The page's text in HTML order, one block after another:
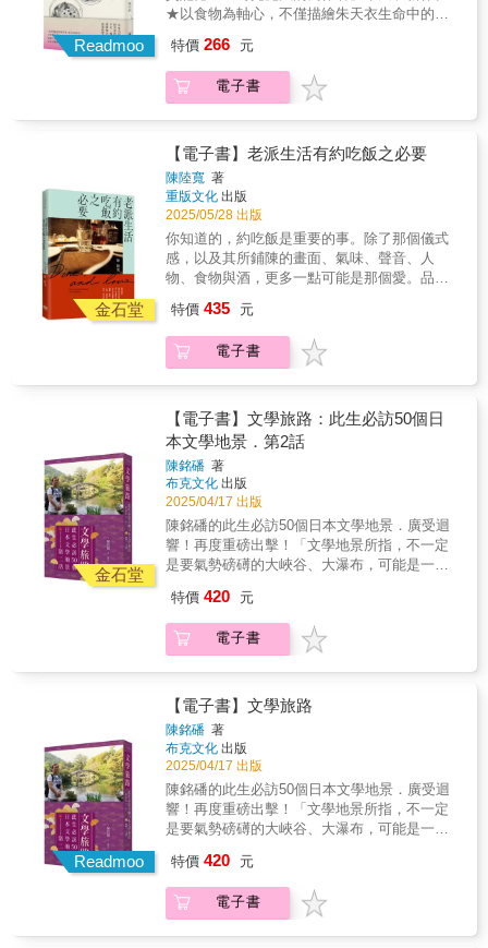
鷺，走進家族的過往。在這部富有思想的回憶
為家鄉？是語言，家族，還是景色？讀完這本
書我滿懷熱忱，迫不及待想知道那些標示出我
的過往的每一棵樹的名字。」——羅雲．荷薩
一次勇敢而費盡心思，在霧中尋求理解的探
尋。」——艾咪．利普羅特（Amy Liptrot），
《逃離之地：我在奧克尼群島的戒癮日記》作
者「雙眼清澄而內心溫暖，《山與林的深處》
是一次深刻而誠實的沉思書寫，關於塑造了我
們的自然與家族景觀。李潔珂是位獨具詩意的
才女，對於神祕而極美的事物有著高度關
心。」——莎林．泰奧（Sharlene Teo），作
家一部哀悼之作；它將歷史和旅行的線索緊密
讓人看見一座島及一位作者由大環境與歷史事
件所形塑出的樣貌。——《柯克斯書評》
（Kirkus Reviews）在發現祖父零碎而帶有自
傳色彩的文字書寫後，環境史博士李潔珂動身
前往臺灣島，尋找祖父故事中缺漏的部分，並
試圖重新連絡上遠房親戚。充滿詩意的島嶼之
旅和反殖民式開墾在作者對島上動、植物相、
自然災害和政治史的描述中躍然紙上。——
《電子文學》（Electric Literature）作者將植
物學家的精準與詩人的眼、耳結合在一起……
這是當今探索景觀和身分認同最激動人心的其
中一種聲音。在本書中，作者創造出強而有力
之間的連結。——《泰晤士報文學增刊》
（TLS）
透過自然生態與生物多樣性的考察，檢視自己
的家族歷史，並找到歸屬感。這是一本有關環
境與大自然的書，它同時也是一本世代的紀
錄，這個結合提供了全新的閱讀體驗。臺灣是
一個多元化的移民社會，許多家族的故事也橫
義。」——吳怡慈，鬼島之音監製、共同創辦
人「《山與林的深處》是一次精雕細琢的沉
思，關於記憶、愛、風景——以及在語言中尋
找一個家。書中的篇章精煉而閃耀著光芒，眷
戀地向彼此傾靠；不論是從形式或內容上而
言，這都是一本美麗的書，關於人與人、地方
與地方之間的距離，以及如何在他們之間架起
橋梁。」——羅伯特．麥克法倫（Robert
Macfarlane），《心向群山》、《大地之下》
有感官，包括那個我們大多數人都忽略的感官
——內在真我，去體驗了臺灣的林地、濕原、
高山、低地，以及在其中、其上、其下的各種
生物。而透過這本無與倫比的書，她真的帶我
抵達了那些所在。」——傑克．戴維斯（Jack
E. Davis），2018年普立茲獎得主「面對人與
地方之間的關係，一場精妙而充滿力量的探
尋，以及一次在暗夜中發光的召喚，喚起一片
非凡的風景。」——梅麗莎．哈里森（Melissa
Harrison），作家「《山與林的深處》踏上一條
蜿蜒的道路，穿過山徑，越過樹根，經過琵
鷺，走進家族的過往。在這部富有思想的回憶
為家鄉？是語言，家族，還是景色？讀完這本
書我滿懷熱忱，迫不及待想知道那些標示出我
的過往的每一棵樹的名字。」——羅雲．荷薩
一次勇敢而費盡心思，在霧中尋求理解的探
尋。」——艾咪．利普羅特（Amy Liptrot），
《逃離之地：我在奧克尼群島的戒癮日記》作
者「雙眼清澄而內心溫暖，《山與林的深處》
是一次深刻而誠實的沉思書寫，關於塑造了我
們的自然與家族景觀。李潔珂是位獨具詩意的
才女，對於神祕而極美的事物有著高度關
心。」——莎林．泰奧（Sharlene Teo），作
家一部哀悼之作；它將歷史和旅行的線索緊密
讓人看見一座島及一位作者由大環境與歷史事
件所形塑出的樣貌。——《柯克斯書評》
（Kirkus Reviews）在發現祖父零碎而帶有自
長、紅學研究中心主任厭世國文老師│高中教師
作品，細細品出其中蘊含的人生況味，並提點
出對飲食與生命的細膩情感。在每篇文章後的
賞析中，她以溫柔的文字娓娓道來，融合自身
體會與文章意涵，帶領讀者踏上一場感官與心
靈並行的美食旅程。每一道料理，都是一段故
牽掛與羈絆，也可能是對生活的感悟與成長。
當記憶中的味道再次被喚醒，也喚起了深藏於
記憶中的深情，並讓我們能夠再次品味每一份
真摯的故事。情義相挺推薦王偉忠│製作人謝哲
青│節目主持人、作家徐國能│國立台灣師範大
學國文系教授朱嘉雯│國立東華大學洄瀾學院院
長、紅學研究中心主任厭世國文老師│高中教師
物語》的文學場景、金閣寺從焚毀到再建的美
學寓言、平等院鳳凰堂關於淨土的想像。這座
不斷被反覆書寫與重構的城市，儼然已成一座
憶，是一種淨化的力量。
小說場景，從文學出發閱讀京都從紫式部《源
氏物語》、川端康成《美麗與哀愁》、《古
都》到三島由紀夫《金閣寺》等文學場景中閱
覽京都。◎建築如何述說宗教與政治重構京都
的故事延曆寺、平等院、聚樂第、方廣寺、大
場所。從奠定京都作為文化宗教核心地位的
「平安京時代」、成了織田信長與豐臣秀吉手
中權力劇場與軍政象徵的「安土桃山時代」，
到捲入尊王攘夷與明治維新歷史洪流的「倒幕
時期」，作者用三大歷史轉折時刻劃分，帶領
讀者一一走入比叡山的宗教政爭、宇治《源氏
物語》的文學場景、金閣寺從焚毀到再建的美
學寓言、平等院鳳凰堂關於淨土的想像。這座
不斷被反覆書寫與重構的城市，儼然已成一座
憶，是一種淨化的力量。
事，並承載著新年到來的想望。至於香甜可口
的玉米，則是朱家三姊妹共同的心頭好。無論
是保留原味、口感扎實的糯玉米，還是以玉米
們的生活增添無數快樂。這些看似尋常的食
物，蘊藏著朱天衣一家人共享的溫馨時刻，在
她的筆下，無論是山珍海味，抑或是街頭巷尾
的平民小吃，每一道料理，都蘊含著獨特的故
事與情感。一口咬下的不只是食物，更是歲月
的縮影，是人與人之間的聯繫，也是永遠留存
心底的時光。 從無到有的時代記憶，從有到無
的感傷「匆忙下車的我回首揮著手，道別的是
小童，道別的是我們一起走過的年輕歲
月……」──朱天衣朱天衣曾說，他們是經過從
無到有的一代。他們見證冰箱、電視、洗衣機
等家電進入日常生活，也經歷了各國美食文化
陸續來臺的歷程，從迴轉壽司、港式飲茶，到
美式快餐，這些外來餐飲品牌的登陸，不僅改
變了臺灣的飲食習慣，也成為他們青春歲月的
中，他們也親眼目睹了許多事物「從有到
無」：餐館在疫情的考驗下成為絕響，美食在
時間的流逝中失去從前的好滋味，曾經喜愛的
米粉湯美味不在，魂牽夢縈的霜淇淋無法再品
嚐，美好就這麼隨風而逝，許多事，再也回不
到從前，但故事依然在繼續…… 「外婆家已吃
不到的客家菜、獨特的媽媽味道、孩時吃過卻
已模糊的味覺記憶，家常中一一復刻，若能真
傳一二，便是最大的喜悅。」──朱天衣身為醫
師的外公對飲食有諸多忌諱，許多美味的食物
廚，但總能讓餐桌上擺滿符合家人喜好的佳
餚。父親的口味特別，為不勞煩他人而自己準
備三餐；母親的餐桌則是時時備有結合自己烹
視為不食人間煙火的朱天衣，其實不僅可以獨
自一人完成一場宴席，且在成為家中掌廚者
後，方能理解母親準備一家子吃食的難處，並
在不知不覺中向母親靠攏。這些味道，皆成為
朱天衣成長記憶的一部分，也是承載她生命故
事的媒介。當時光不斷向前，青春歲月漸行漸
遠，那些熟悉的味道，仍舊能在某個時刻，讓
歲月重逢。 穿過味覺的記憶，咀嚼時光的故事
這是一場關於美食的旅程，也是一場關於時
光、家庭與人生的深情回顧。朱天衣用幽默而
Readmoo
★以食物為軸心，不僅描繪朱天衣生命中的珍
憶。你記憶中最熟悉的味道是什麼？秉持「能
吃就是福」的朱天衣對飲食少有禁忌，除了極
少數不碰的食材外，生活中常見的各類菜餚，
標記，承載著過往歲月的溫度與情感。冬夜裡
不可或缺的麻油雞，是坐月子至關重要的補
品，也是朱天衣即便身懷六甲，仍心心念念、
象徵增添新成員的臺灣專屬料理。而對於形似
元寶的水餃，不僅朱天衣有獨到的品嚐學問與
口味，這也是父親童年時期翹首期盼的年節樂
事，並承載著新年到來的想望。至於香甜可口
的玉米，則是朱家三姊妹共同的心頭好。無論
是保留原味、口感扎實的糯玉米，還是以玉米
們的生活增添無數快樂。這些看似尋常的食
物，蘊藏著朱天衣一家人共享的溫馨時刻，在
她的筆下，無論是山珍海味，抑或是街頭巷尾
事與情感。一口咬下的不只是食物，更是歲月
的縮影，是人與人之間的聯繫，也是永遠留存
心底的時光。 從無到有的時代記憶，從有到無
的感傷「匆忙下車的我回首揮著手，道別的是
小童，道別的是我們一起走過的年輕歲
月……」──朱天衣朱天衣曾說，他們是經過從
無到有的一代。他們見證冰箱、電視、洗衣機
等家電進入日常生活，也經歷了各國美食文化
美式快餐，這些外來餐飲品牌的登陸，不僅改
變了臺灣的飲食習慣，也成為他們青春歲月的
一部分，每一次嘗試，都是一次對世界的探
索、一種對未來的憧憬。然而在時代的更迭
無」：餐館在疫情的考驗下成為絕響，美食在
時間的流逝中失去從前的好滋味，曾經喜愛的
米粉湯美味不在，魂牽夢縈的霜淇淋無法再品
嚐，美好就這麼隨風而逝，許多事，再也回不
到從前，但故事依然在繼續…… 「外婆家已吃
不到的客家菜、獨特的媽媽味道、孩時吃過卻
已模糊的味覺記憶，家常中一一復刻，若能真
傳一二，便是最大的喜悅。」──朱天衣身為醫
師的外公對飲食有諸多忌諱，許多美味的食物
廚，但總能讓餐桌上擺滿符合家人喜好的佳
餚。父親的口味特別，為不勞煩他人而自己準
備三餐；母親的餐桌則是時時備有結合自己烹
特價 266 元
電子書
金石堂
【電子書】老派生活有約吃飯之必要
陳陸寬 著
重版文化 出版
2025/05/28 出版
你知道的，約吃飯是重要的事。除了那個儀式
感，以及其所鋪陳的畫面、氣味、聲音、人
物、食物與酒，更多一點可能是那個愛。品嚐
台北家常菜」，一個來自高雄小伙子的台北家
常味。品讀《老派生活有約吃飯之必要》，你
會認識阿寬，這個人，跟他成為老友、飯友、
我不時會問自己：「貓下去是什麼？」於是我
回過頭來發現了一件事情，職業生涯走到了現
在，撇開有錢沒錢，真正讓我愉快也自在的，
就一件事，一種狀態，一個與工作相輔相成而
且好像只有我做得比較好的技能，是與人相約
吃飯，為大家安排飯局，或是在必要時候，走
入家中廚房，為愛的人與家人朋友們，主持或
張羅一桌菜，成就生命中某個不經意但又重要
的一餐。那些我與人喝的酒。那些餵飽肚子與
靈魂的所在。那些吃飯的情調。還有那些教會
的餐飲人時光，我那一路靠著窮中談吃的實驗
精神所發現的怪奇認知與異於他人的各種好笑
觀點吃喝論述。我想這就是年過四十，也與餐
來我心深處的愛，關於餐廳與餐桌的愛，除去
展現在事業上的服務熱情，有如此一大部分是
來自與人吃飯、聊天、陪伴、喝酒，或分享人
生的某一段特別時光。如此老派。是的。對應
到我所開設的餐廳貓下去，我們每天每晚都在
囑咐彼此的服務熱情、溫暖有愛，安全與歸屬
感，不就是與每一個上門的客人一起完成這一
迷需要被接住的時候，在開心需要好好慶祝的
時候，在疲憊了一天與結束了一段工作之後，
我們一起，好好吃飯，好好喝酒，傾吐與聆
特價 435 元
電子書
金石堂
【電子書】文學旅路：此生必訪50個日
本文學地景．第2話
陳銘磻 著
布克文化 出版
2025/04/17 出版
陳銘磻的 此生必訪50個日本文學地景． 廣受迴
響！ 再度重磅出擊！ 「文學地景所指，不一定
是要氣勢磅礡的大峽谷、大瀑布， 可能是一座
親臨現場的感受，找出足以感動人心的元素！
即是這種：「去吧，到現場感受情境。」 陳銘
磻：「日本擁有的文學地景多而廣，深且奧，
文學、土地與人情連結帶來的，最生動的人文
畫景，是一種美不勝收的入骨相思。「我在旅
路中，盡心盡力呈現令人賞心悅目的一景、二
景，甚或全景的新發現、新感動。」 本書集結
了陳老師40多年來的走訪心得， 以及2025年最
新與豐富資料與照片， 更以報導文學的職人精
神執筆寫作， 兼具「文學的筆、新聞的眼」的
文學性報導， 嚴選與影視音相關的作者、文學
作品與地景， 帶領我們讀遊日本。 〈說明〉文
所言：「用文學的筆、新聞的眼，來從事人生
探訪以及現實生活真實報導的生動寫作方
式。」運用這種自覺、實證、承擔的態度，我
特價 420 元
電子書
Readmoo
【電子書】文學旅路
陳銘磻 著
布克文化 出版
2025/04/17 出版
陳銘磻的 此生必訪50個日本文學地景． 廣受迴
響！ 再度重磅出擊！ 「文學地景所指，不一定
是要氣勢磅礡的大峽谷、大瀑布， 可能是一座
親臨現場的感受，找出足以感動人心的元素！
即是這種：「去吧，到現場感受情境。」 陳銘
磻：「日本擁有的文學地景多而廣，深且奧，
特價 420 元
電子書